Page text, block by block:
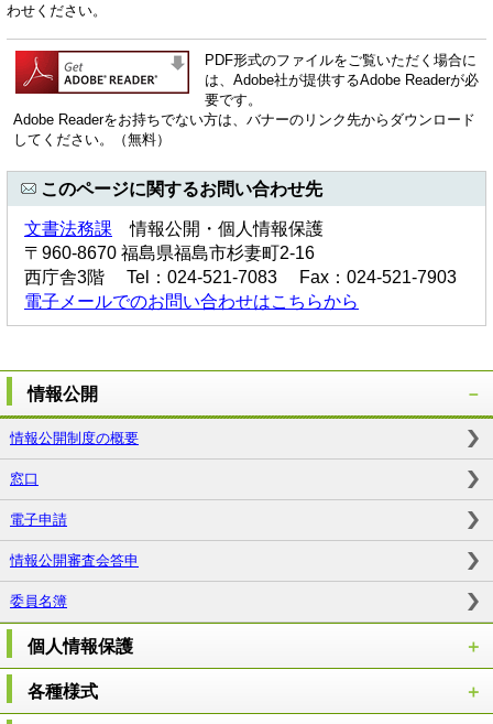
わせください。
PDF形式のファイルをご覧いただく場合に
は、Adobe社が提供するAdobe Readerが必
要です。
Adobe Readerをお持ちでない方は、バナーのリンク先からダウンロード
してください。（無料）
このページに関するお問い合わせ先
文書法務課 情報公開・個人情報保護
〒960-8670 福島県福島市杉妻町2-16
西庁舎3階 Tel：024-521-7083 Fax：024-521-7903
電子メールでのお問い合わせはこちらから
情報公開
情報公開制度の概要
窓口
電子申請
情報公開審査会答申
委員名簿
個人情報保護
各種様式